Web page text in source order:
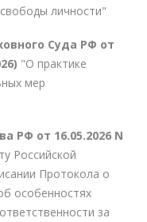
личности"
Суда РФ от
"О практике
мер
РФ от 16.05.2026 N
Российской
Протокола о
особенностях
за